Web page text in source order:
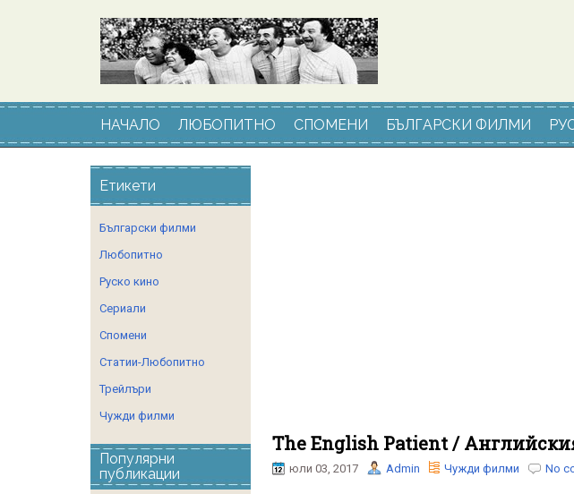
НАЧАЛО ЛЮБОПИТНО СПОМЕНИ БЪЛГАРСКИ ФИЛМИ
The English Patient /
юли 03, 2017 Admin Чужди филми No
Етикети
Български филми
Любопитно
Руско кино
Сериали
Спомени
Статии-Любопитно
Трейлъри
Чужди филми
Популярни
публикации